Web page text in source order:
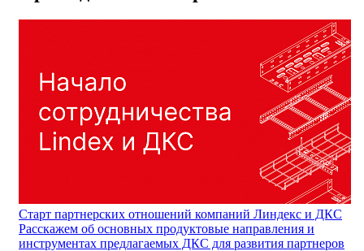
Cтарт партнерских отношений компаний Линдекс и ДКС
Расскажем об основных продуктовые направления и
инструментах предлагаемых ДКС для развития партнеров